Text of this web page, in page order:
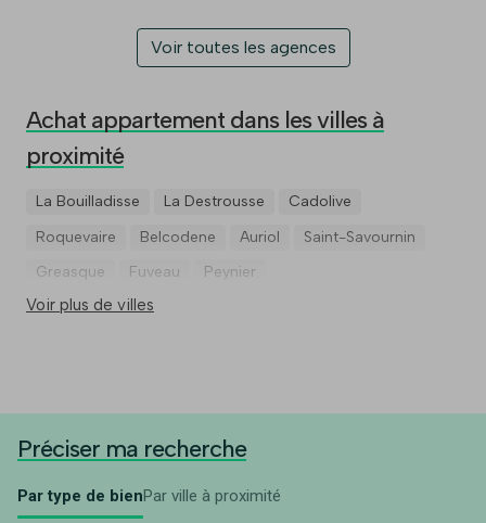
Voir toutes les agences
Achat appartement dans les villes à
proximité
La Bouilladisse La Destrousse
Cadolive
Roquevaire
Belcodene Auriol
Saint-Savournin
Greasque
Fuveau Peynier
Voir plus de villes
Préciser ma recherche
Par type de bienPar ville à proximité